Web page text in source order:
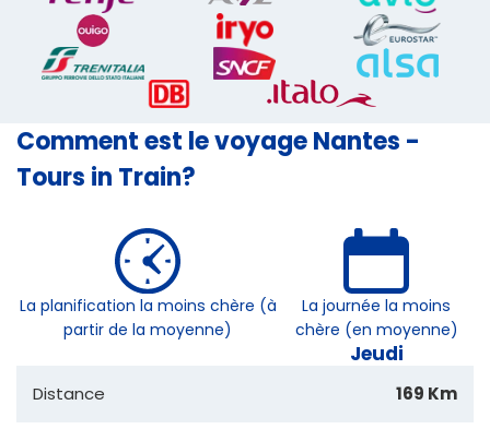
Comment est le voyage Nantes -
Tours in Train?
La planification la moins chère (à
partir de la moyenne)
La journée la moins
chère (en moyenne)
Jeudi
Distance 169 Km